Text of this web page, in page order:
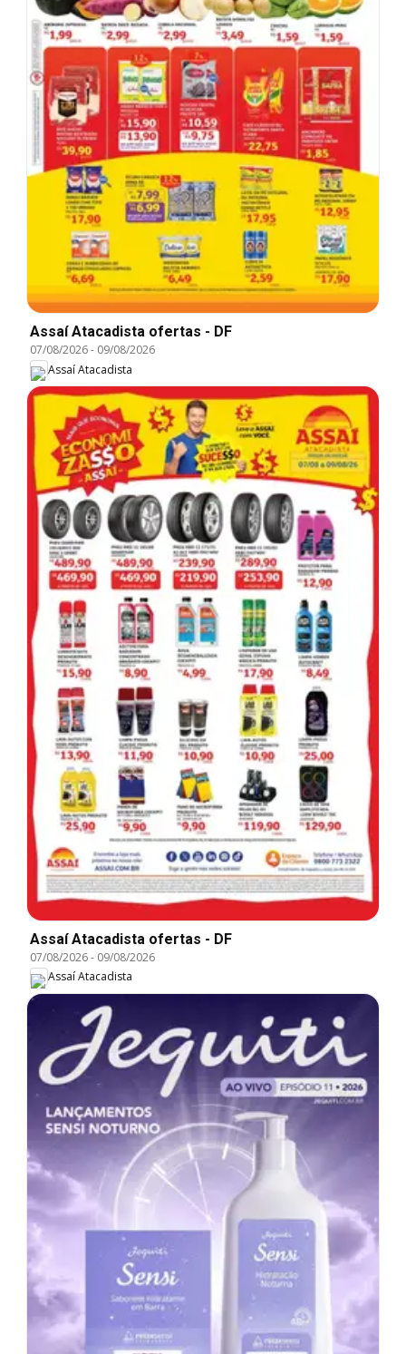
Assaí Atacadista ofertas - DF
07/08/2026- 09/08/2026
Assaí Atacadista
Assaí Atacadista ofertas - DF
07/08/2026- 09/08/2026
Assaí Atacadista